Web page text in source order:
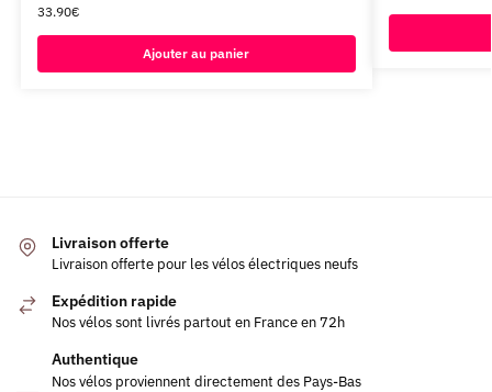
33.90€
Ajouter au panier
Livraison offerte
Livraison offerte pour les vélos électriques neufs
Expédition rapide
Nos vélos sont livrés partout en France en 72h
Authentique
Nos vélos proviennent directement des Pays-Bas